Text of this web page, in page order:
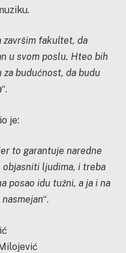
završim fakultet, da
u svom poslu. Hteo bih
budućnost, da budu
“.
je:
to garantuje naredne
objasniti ljudima, i treba
posao idu tužni, a ja i na
“.